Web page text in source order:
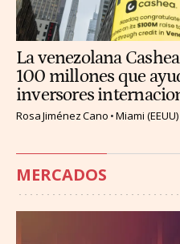
La venezolana
100 millones que
inversores
Rosa Jiménez Cano Miami (EEUU)
MERCADOS